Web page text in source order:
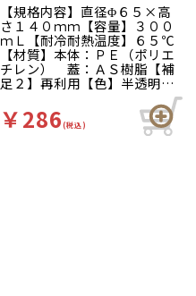
【規格内容】直径Φ６５×高
さ１４０ｍｍ【容量】３００
ｍＬ【耐冷耐熱温度】６５℃
【材質】本体：ＰＥ（ポリエ
チレン） 蓋：ＡＳ樹脂【補
足２】再利用【色】半透明／
青【柄】柄無【イベント・行
事】学園祭、バザー、お祭
り、夏祭り、文化祭、屋台
【キーワード】醤油さし、プ
￥286(税込)